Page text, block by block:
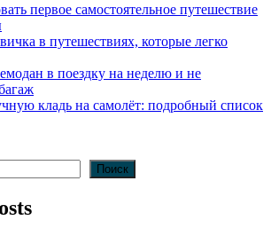
первое самостоятельное путешествие
в путешествиях, которые легко
в поездку на неделю и не
кладь на самолёт: подробный список
Поиск